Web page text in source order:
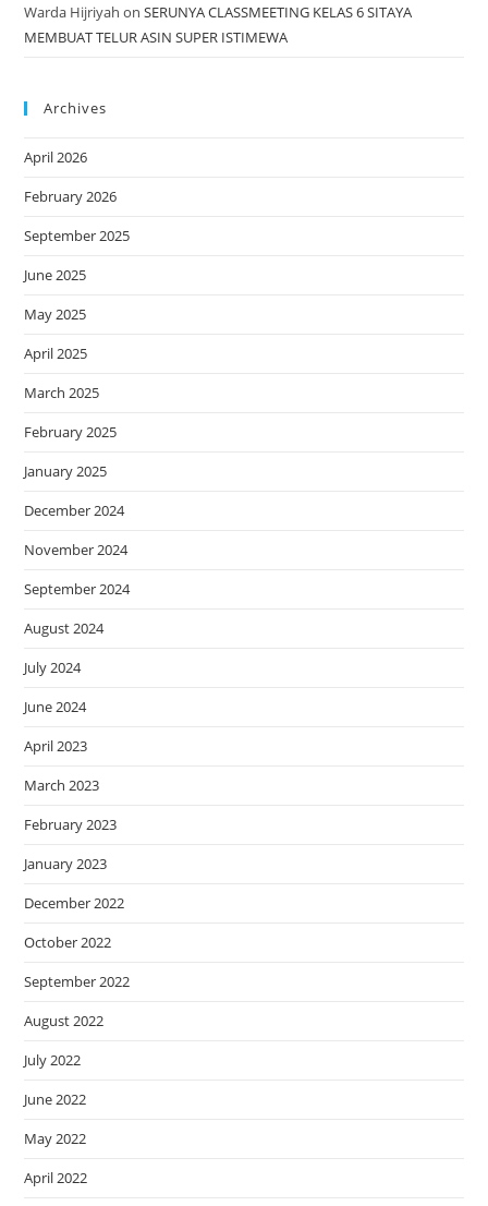
Warda Hijriyah onSERUNYA CLASSMEETING KELAS 6 SITAYA
MEMBUAT TELUR ASIN SUPER ISTIMEWA
Archives
April 2026
February 2026
September 2025
June 2025
May 2025
April 2025
March 2025
February 2025
January 2025
December 2024
November 2024
September 2024
August 2024
July 2024
June 2024
April 2023
March 2023
February 2023
January 2023
December 2022
October 2022
September 2022
August 2022
July 2022
June 2022
May 2022
April 2022